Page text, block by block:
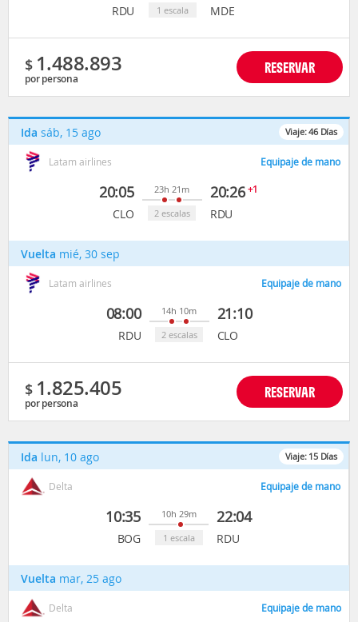
RDU
1 escala
MDE
$ 1.488.893
por persona
RESERVAR
Viaje:46 Días
Ida sáb, 15 ago
Latam airlines Equipaje de mano
20:05
CLO
23h 21m
2 escalas
20:26+1
RDU
Vuelta mié, 30 sep
Latam airlines Equipaje de mano
08:00
RDU
14h 10m
2 escalas
21:10
CLO
$ 1.825.405
por persona
RESERVAR
Viaje: 15 Días
Ida lun, 10 ago
Delta Equipaje de mano
10:35
BOG
10h 29m
1 escala
22:04
RDU
Vuelta mar, 25 ago
Delta Equipaje de mano